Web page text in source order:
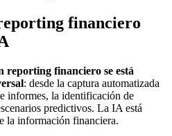
financiero
reporting financiero se está
: desde la captura automatizada
informes, la identificación de
predictivos. La IA está
la información financiera.